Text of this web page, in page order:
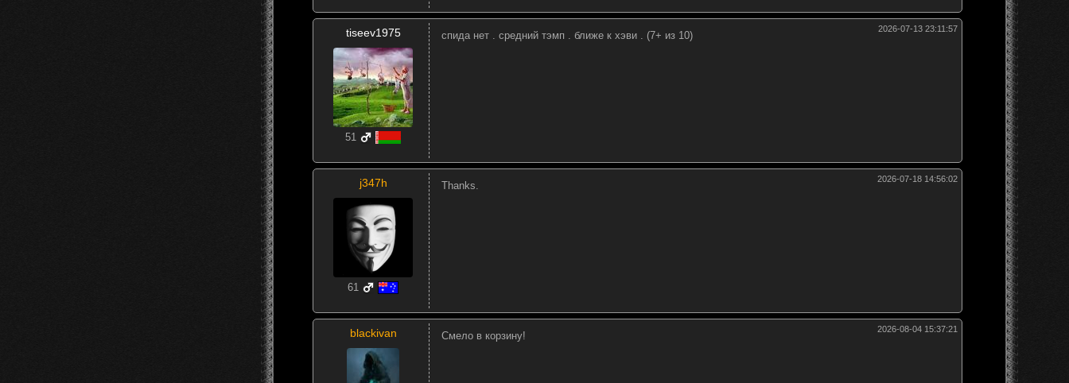
tiseev1975
51
2026-07-13 23:11:57
спида нет . средний тэмп . ближе к хэви . (7+ из 10)
j347h
61
2026-07-18 14:56:02
Thanks.
blackivan 2026-08-04 15:37:21
Смело в корзину!